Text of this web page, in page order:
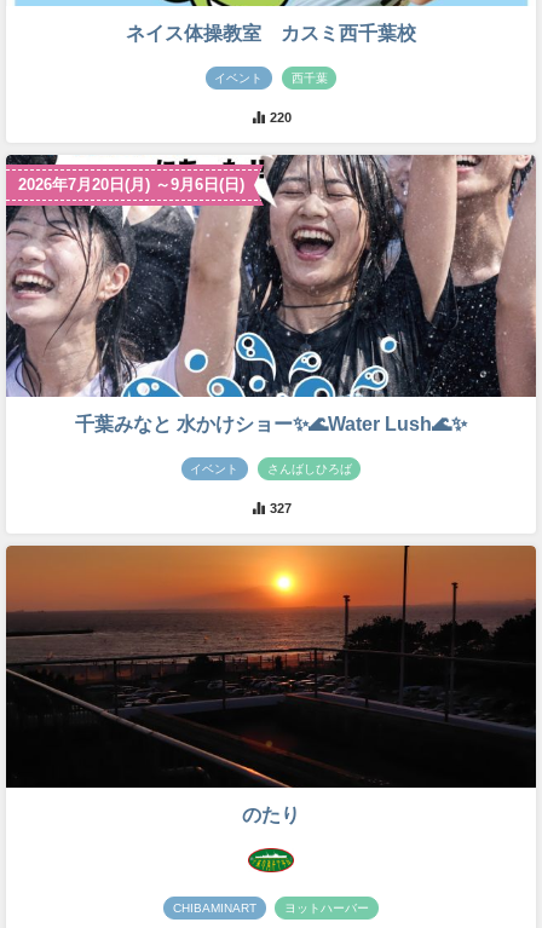
ネイス体操教室 カスミ西千葉校
イベント 西千葉
220
2026年7月20日(月) ～9月6日(日)
千葉みなと 水かけショー✨🌊Water Lush🌊✨
イベント さんばしひろば
327
のたり
CHIBAMINART ヨットハーバー